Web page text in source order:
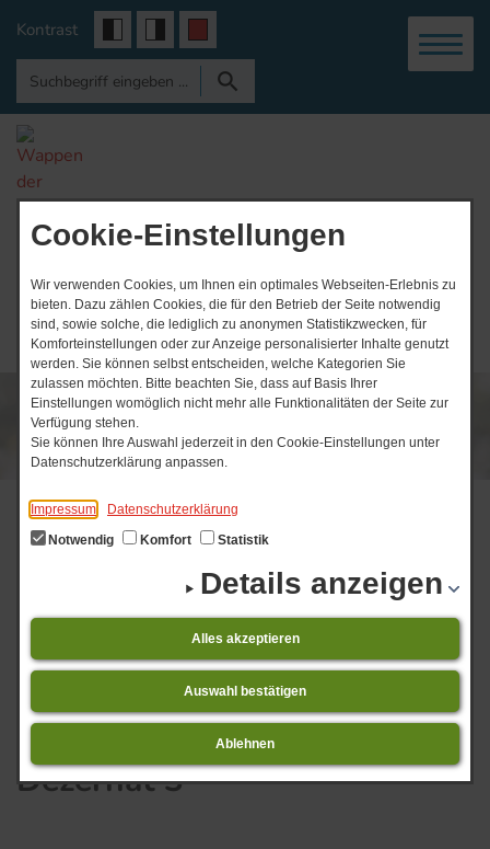
Cookie-Einstellungen
Wir verwenden Cookies, um Ihnen ein optimales Webseiten-Erlebnis zu
bieten. Dazu zählen Cookies, die für den Betrieb der Seite notwendig
sind, sowie solche, die lediglich zu anonymen Statistikzwecken, für
Komforteinstellungen oder zur Anzeige personalisierter Inhalte genutzt
werden. Sie können selbst entscheiden, welche Kategorien Sie
zulassen möchten. Bitte beachten Sie, dass auf Basis Ihrer
Einstellungen womöglich nicht mehr alle Funktionalitäten der Seite zur
Verfügung stehen.
Sie können Ihre Auswahl jederzeit in den Cookie-Einstellungen unter
Datenschutzerklärung anpassen.
Impressum
Datenschutzerklärung
Notwendig
Komfort Statistik
Details anzeigen
Alles akzeptieren
Auswahl bestätigen
Ablehnen
Kontrast
Veranstaltungs-Ticker
01.​08.​2026 bis 31.​08.​2026 Niederdorla -
Veranstaltungsübersicht 08.2026
Dezernat 3